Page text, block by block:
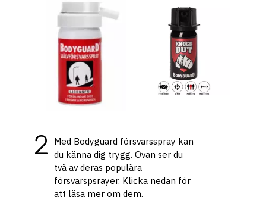
2 Med Bodyguard försvarsspray kan
du känna dig trygg. Ovan ser du
två av deras populära
försvarspsrayer. Klicka nedan för
att läsa mer om dem.